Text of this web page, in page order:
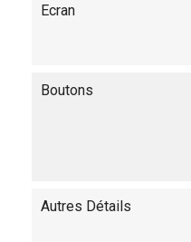
Ecran
Boutons
Autres Détails